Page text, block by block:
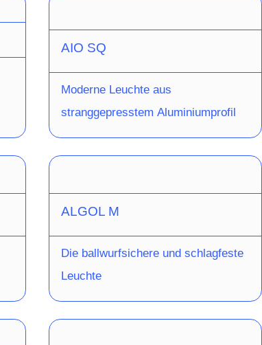
AIO SQ
Moderne Leuchte aus
stranggepresstem Aluminiumprofil
ALGOL M
Die ballwurfsichere und schlagfeste
Leuchte